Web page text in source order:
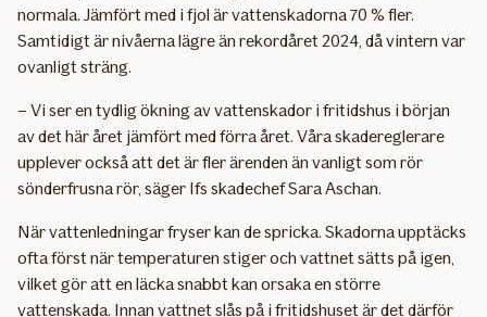
normala. Jämfört med i fjol är vattenskadorna 70 % fler.
Samtidigt är nivåerna lägre än rekordåret 2024, då vintern var
ovanligt sträng.
– Vi ser en tydlig ökning av vattenskador i fritidshus i början
av det här året jämfört med förra året. Våra skadereglerare
upplever också att det är fler ärenden än vanligt som rör
sönderfrusna rör, säger Ifs skadechef Sara Aschan.
När vattenledningar fryser kan de spricka. Skadorna upptäcks
ofta först när temperaturen stiger och vattnet sätts på igen,
vilket gör att en läcka snabbt kan orsaka en större
vattenskada. Innan vattnet slås på i fritidshuset är det därför